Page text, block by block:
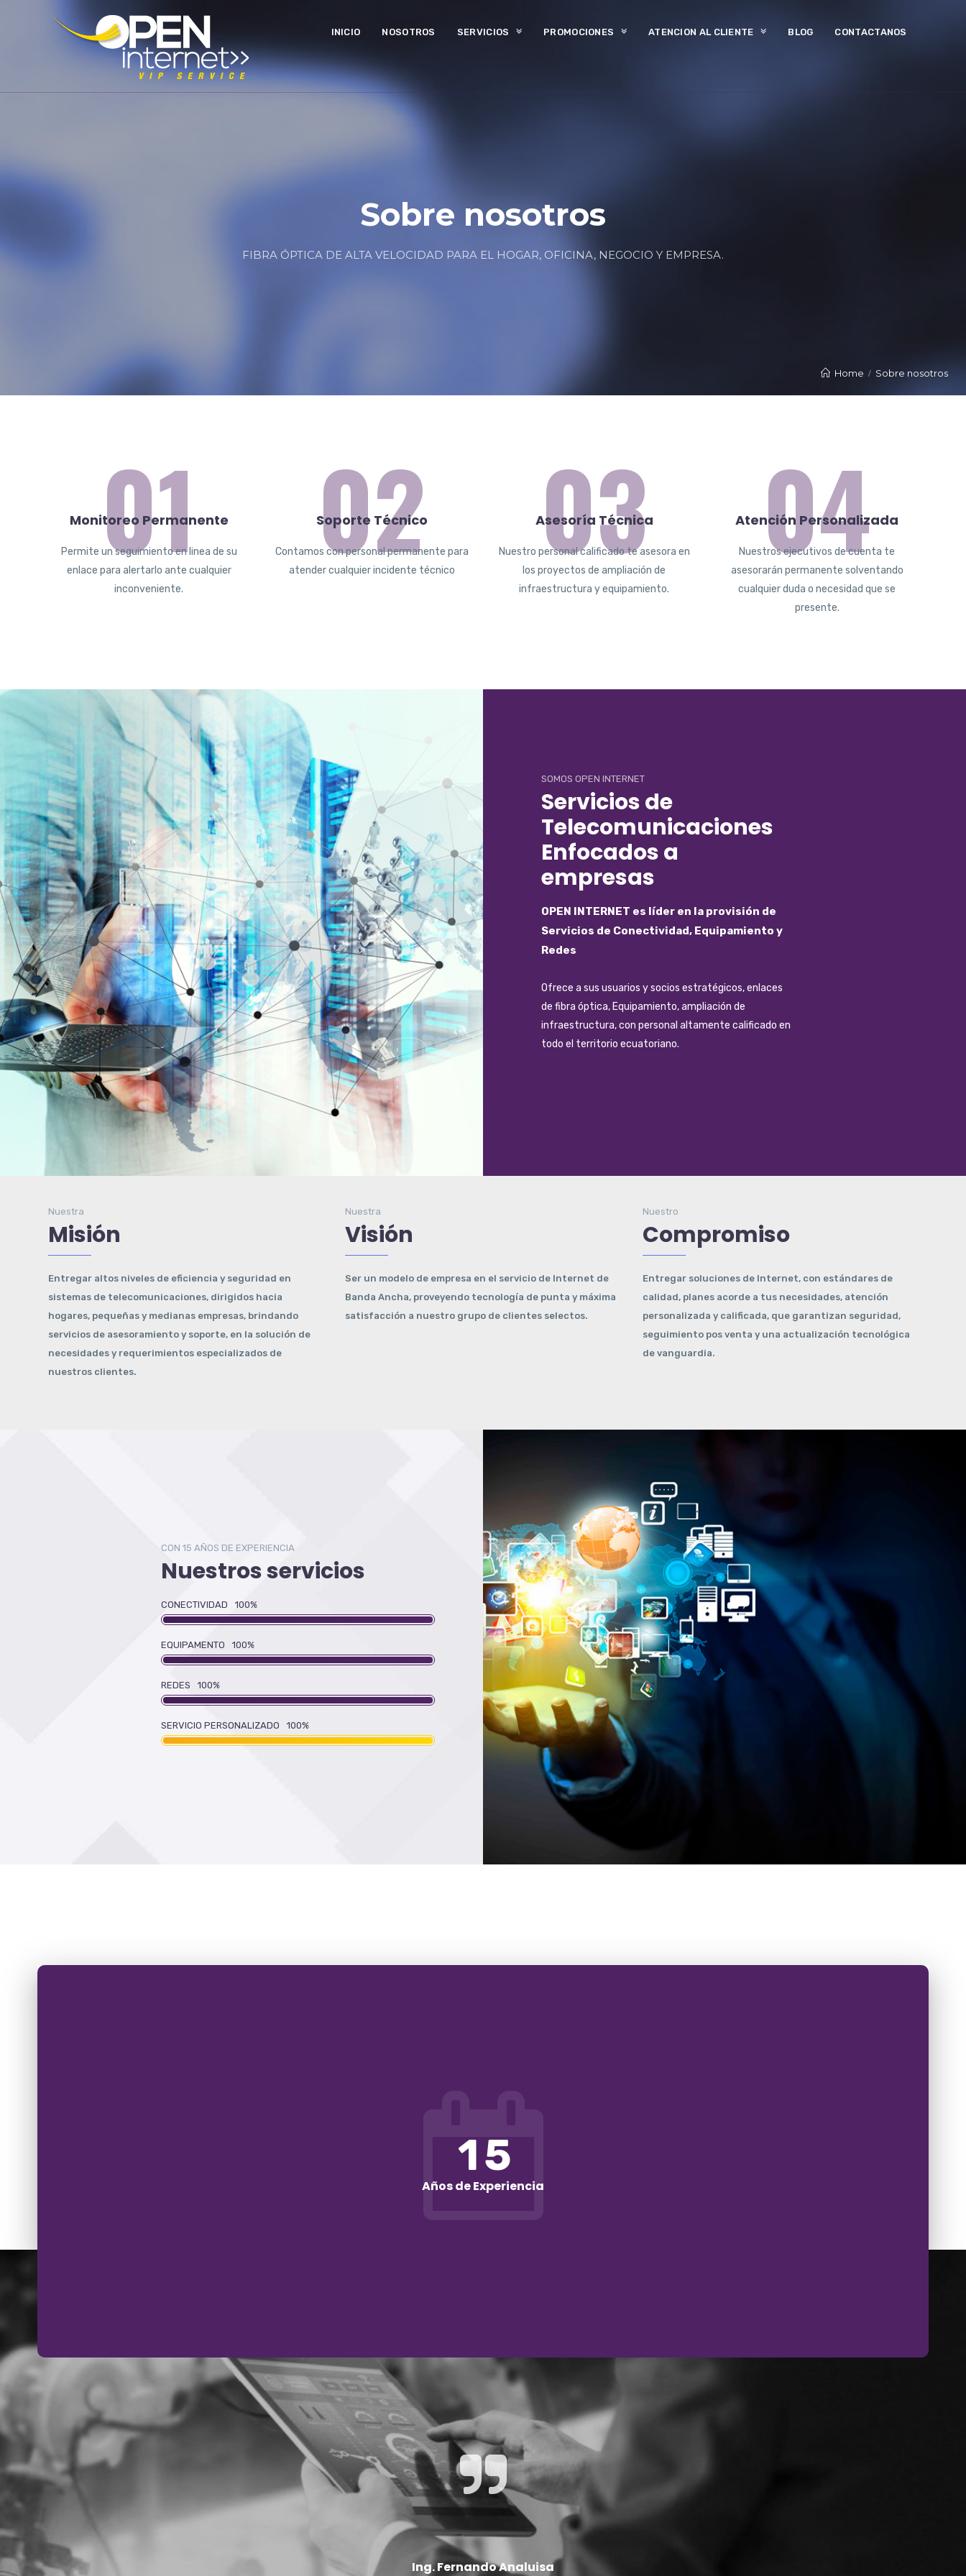
INICIO NOSOTROS SERVICIOS PROMOCIONES ATENCION AL CLIENTE BLOG CONTACTANOS
Sobre nosotros
FIBRA ÓPTICA DE ALTA VELOCIDAD PARA EL HOGAR, OFICINA, NEGOCIO Y EMPRESA.
Home Sobre nosotros
01
Monitoreo Permanente
Permite un seguimiento en linea de su
enlace para alertarlo ante cualquier
inconveniente.
02
Soporte Técnico
Contamos con personal permanente para
atender cualquier incidente técnico
03
Asesoría Técnica
Nuestro personal calificado te asesora en
los proyectos de ampliación de
infraestructura y equipamiento.
04
Atención Personalizada
Nuestros ejecutivos de cuenta te
asesorarán permanente solventando
cualquier duda o necesidad que se
presente.
SOMOS OPEN INTERNET
Servicios de
Telecomunicaciones
Enfocados a
empresas
OPEN INTERNET es líder en la provisión de
Servicios de Conectividad, Equipamiento y
Redes
Ofrece a sus usuarios y socios estratégicos, enlaces
de fibra óptica, Equipamiento, ampliación de
infraestructura, con personal altamente calificado en
todo el territorio ecuatoriano.
Nuestra
Misión
Entregar altos niveles de eficiencia y seguridad en
sistemas de telecomunicaciones, dirigidos hacia
hogares, pequeñas y medianas empresas, brindando
servicios de asesoramiento y soporte, en la solución de
necesidades y requerimientos especializados de
nuestros clientes.
Nuestra
Visión
Ser un modelo de empresa en el servicio de Internet de
Banda Ancha, proveyendo tecnología de punta y máxima
satisfacción a nuestro grupo de clientes selectos.
Nuestro
Compromiso
Entregar soluciones de Internet, con estándares de
calidad, planes acorde a tus necesidades, atención
personalizada y calificada, que garantizan seguridad,
seguimiento pos venta y una actualización tecnológica
de vanguardia.
CON 15 AÑOS DE EXPERIENCIA
Nuestros servicios
CONECTIVIDAD 100%
EQUIPAMENTO 100%
REDES 100%
SERVICIO PERSONALIZADO 100%
15
Años de Experiencia
Ing. Fernando Analuisa